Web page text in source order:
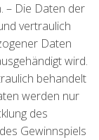
– Die Daten der
vertraulich
Daten
wird.
behandelt
werden nur
des
Gewinnspiels